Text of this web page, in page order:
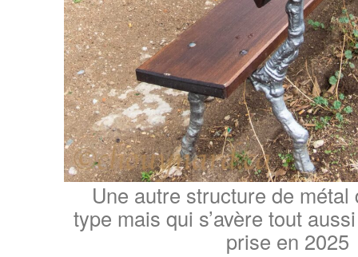
Une autre structure de métal
type mais qui s’avère tout
prise en 2025